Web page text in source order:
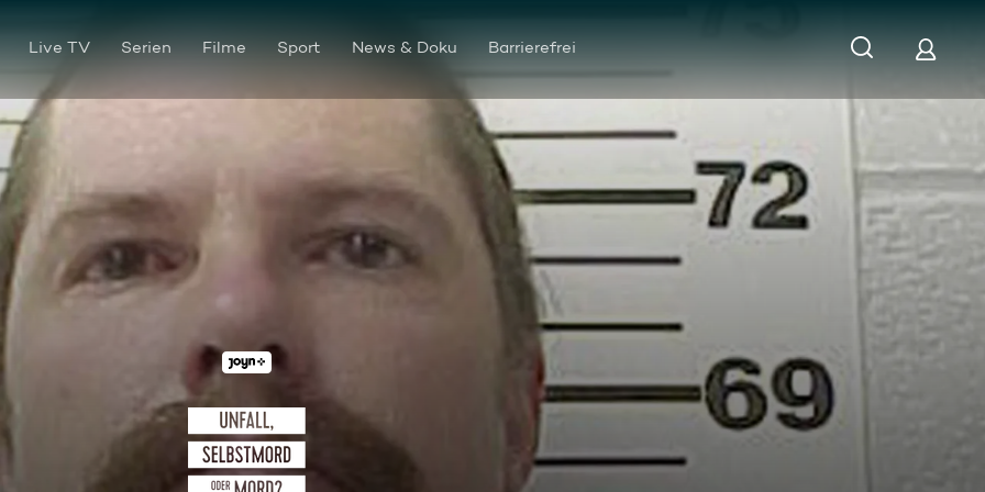
Live TV Serien Filme Sport News & Doku Barrierefrei
Tod im Karpfenteich